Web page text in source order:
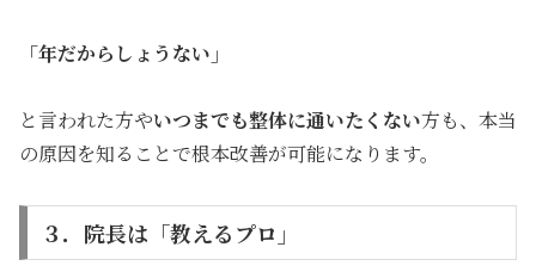
「年だからしょうない」
と言われた方やいつまでも整体に通いたくない方も、本当
の原因を知ることで根本改善が可能になります。
３．院長は「教えるプロ」